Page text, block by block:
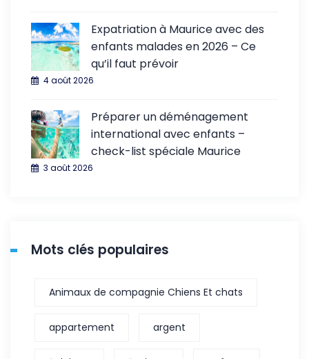
Expatriation à Maurice avec des
enfants malades en 2026 – Ce
qu’il faut prévoir
4 août 2026
Préparer un déménagement
international avec enfants –
check-list spéciale Maurice
3 août 2026
Mots clés populaires
Animaux de compagnie Chiens Et chats
appartement argent